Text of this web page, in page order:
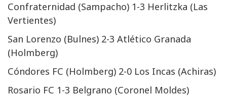
Confraternidad (Sampacho) 1-3 Herlitzka (Las
Vertientes)
San Lorenzo (Bulnes) 2-3 Atlético Granada
(Holmberg)
Cóndores FC (Holmberg) 2-0 Los Incas (Achiras)
Rosario FC 1-3 Belgrano (Coronel Moldes)